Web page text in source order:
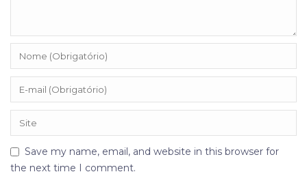
Save my name, email, and website in this browser for
the next time I comment.